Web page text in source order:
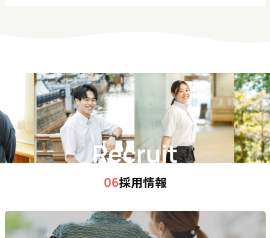
Recruit
06採用情報